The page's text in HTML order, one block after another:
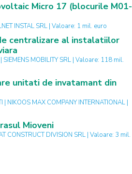
Micro 17 (blocurile M01-
INSTAL SRL | Valoare: 1 mil. euro
centralizare al instalatiilor
MOBILITY SRL | Valoare: 118 mil.
unitati de invatamant din
NIKOOS MAX COMPANY INTERNATIONAL |
Mioveni
CONSTRUCT DIVISION SRL | Valoare: 3 mil.